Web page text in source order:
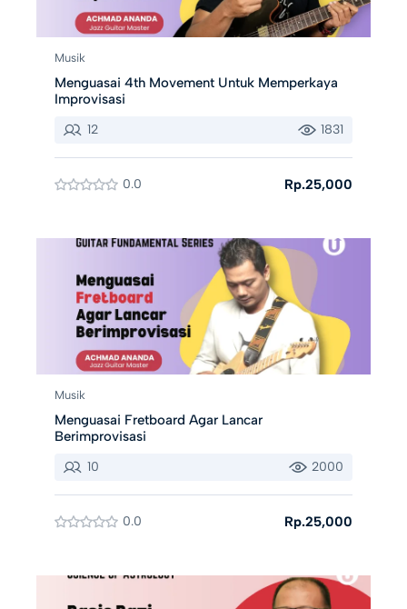
Musik
Menguasai 4th Movement Untuk Memperkaya
Improvisasi
12 1831
0.0 Rp.25,000
Musik
Menguasai Fretboard Agar Lancar
Berimprovisasi
10 2000
0.0 Rp.25,000